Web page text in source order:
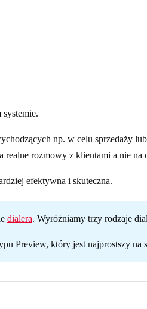
np. w celu sprzedaży
rozmowy z klientami a nie na
efektywna i skuteczna.
dialera. Wyróżniamy trzy rodzaje
Preview, który jest najprostszy na